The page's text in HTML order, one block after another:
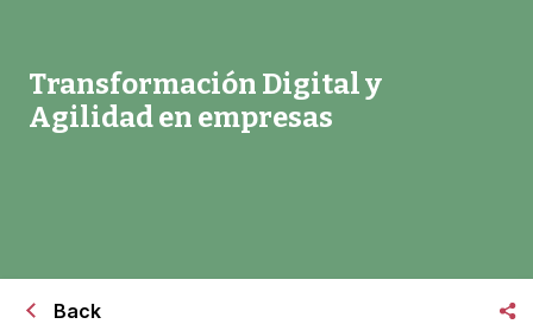
Transformación Digital y
Agilidad en empresas
Back